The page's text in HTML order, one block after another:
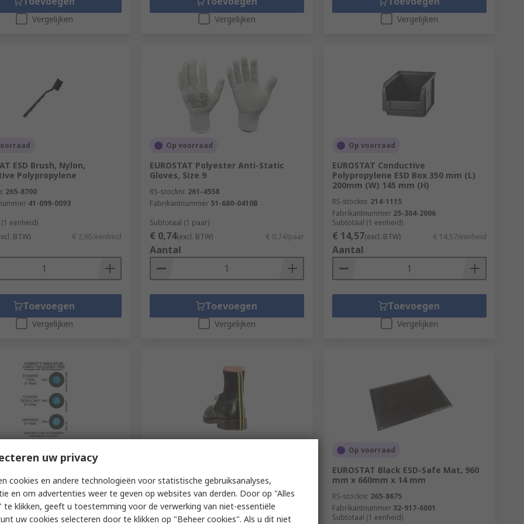
Vergelijken Vergelijken Vergelijken
ESD Brush, Nylon,
Polypropylene
265-8700
41-099-0093
eenheid)
BTW)
€ 2,65/eenheid
Toevoegen
Vergelijken
Op voorraad
EUROSTAT Polyester Anti-Static
Gloves, Size 9
RS-stocknr. 261-4558
Fabrikantnummer 51-680-0410B
Subtotaal (1 paar)
€ 0,74(excl. BTW) € 0,74/paar
Aantal
Toevoegen
Vergelijken
Op voorraad
EUROSTAT Conductive
Polypropylene ESD Box 350 mm (L)
200mm (W) 145 mm (H)
RS-stocknr. 214-1115
Fabrikantnummer 25-304-2006
Subtotaal (1 eenheid)
€ 14,57(excl. BTW) € 14,57/eenheid
Aantal
Toevoegen
Vergelijken
20-062, Molecular Sieve
214-1086
20-062-0029
doos van 125 eenheden)
RS-stocknr.265-8662
Fabrikantnummer 30-560-0045
Subtotaal (1 verpakking van 100 eenheden)
Op voorraad
EUROSTAT Black ESD-Safe Mat, 960
mm x 660mm x 14 mm
RS-stocknr. 265-8675
Fabrikantnummer 32-917-6001
Subtotaal (1 eenheid)
uw privacy
cookies en andere technologieën voor statistische gebruiksanalyses,
en om advertenties weer te geven op websites van derden. Door op "Alles
te klikken, geeft u toestemming voor de verwerking van niet-essentiële
uw cookies selecteren door te klikken op "Beheer cookies". Als u dit niet